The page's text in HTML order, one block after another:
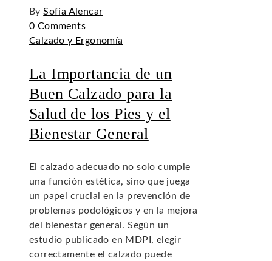
BySofía Alencar
0 Comments
Calzado y Ergonomía
La Importancia de un
Buen Calzado para la
Salud de los Pies y el
Bienestar General
El calzado adecuado no solo cumple
una función estética, sino que juega
un papel crucial en la prevención de
problemas podológicos y en la mejora
del bienestar general. Según un
estudio publicado en MDPI, elegir
correctamente el calzado puede